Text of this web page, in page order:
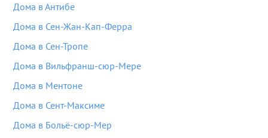
Дома в Антибе
Дома в Сен-Жан-Кап-Ферра
Дома в Сен-Тропе
Дома в Вильфранш-сюр-Мере
Дома в Ментоне
Дома в Сент-Максиме
Дома в Больё-сюр-Мер